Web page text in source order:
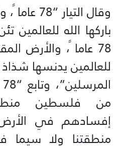
وقال
باركها الله للعالمين
78 عاما ً، والأرض
للعالمين يدنسها شذاذ
من فلسطين
منطقتنا ولا